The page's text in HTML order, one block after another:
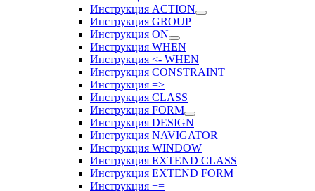
Инструкция ACTION
Инструкция GROUP
Инструкция ON
Инструкция WHEN
Инструкция <- WHEN
Инструкция CONSTRAINT
Инструкция =>
Инструкция CLASS
Инструкция FORM
Инструкция DESIGN
Инструкция NAVIGATOR
Инструкция WINDOW
Инструкция EXTEND CLASS
Инструкция EXTEND FORM
Инструкция +=